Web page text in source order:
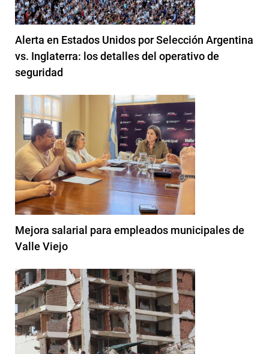
Alerta en Estados Unidos por Selección Argentina
vs. Inglaterra: los detalles del operativo de
seguridad
Mejora salarial para empleados municipales de
Valle Viejo